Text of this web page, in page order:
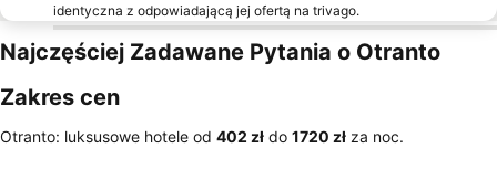
identyczna z odpowiadającą jej ofertą na trivago.
Najczęściej Zadawane Pytania o Otranto
Zakres cen
Otranto: luksusowe hotele od ‎402 zł do ‎1720 zł za noc.